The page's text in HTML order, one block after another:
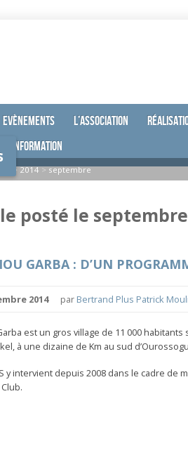
Evènements L’association
d’information
>2014>septembre
posté le
GARBA : D’UN
2014 par Bertrand Plus Patrick
est un gros village de 11 000
à une dizaine de Km au sud
y intervient depuis 2008 dans le cadre